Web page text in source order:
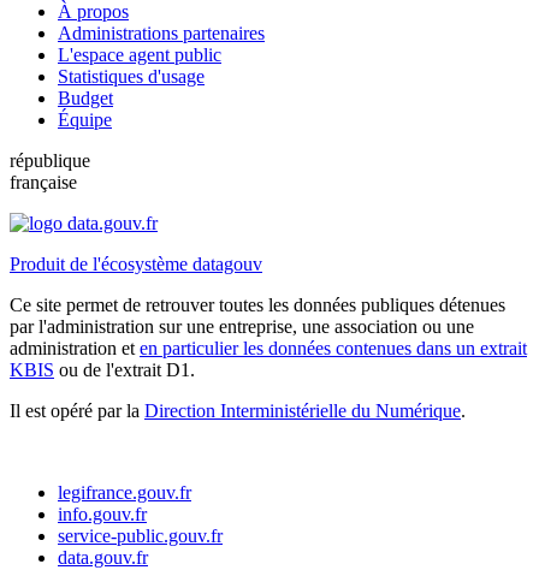
À propos
Administrations partenaires
L'espace agent public
Statistiques d'usage
Budget
Équipe
république
française
Produit de l'écosystème datagouv
Ce site permet de retrouver toutes les données publiques détenues
par l'administration sur une entreprise, une association ou une
administration et en particulier les données contenues dans un extrait
KBIS ou de l'extrait D1.
Il est opéré par la Direction Interministérielle du Numérique.
legifrance.gouv.fr
info.gouv.fr
service-public.gouv.fr
data.gouv.fr